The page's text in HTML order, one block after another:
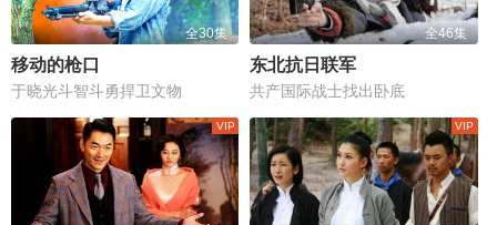
全30集
移动的枪口
于晓光斗智斗勇捍卫文物
全46集
东北抗日联军
共产国际战士找出卧底